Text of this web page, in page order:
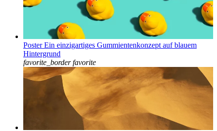
Poster Ein einzigartiges Gummientenkonzept auf blauem
Hintergrund
favorite_border favorite